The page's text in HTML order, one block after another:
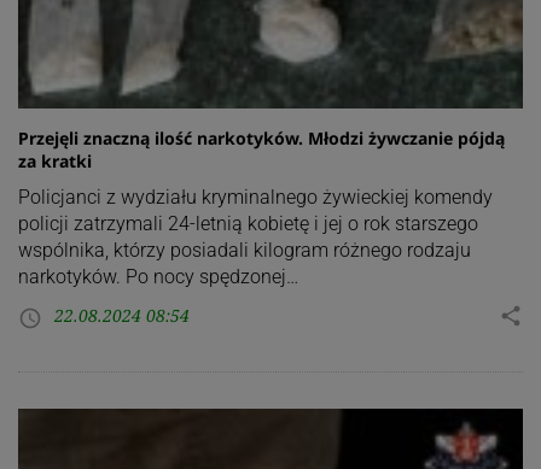
Przejęli znaczną ilość narkotyków. Młodzi żywczanie pójdą
za kratki
Policjanci z wydziału kryminalnego żywieckiej komendy
policji zatrzymali 24-letnią kobietę i jej o rok starszego
wspólnika, którzy posiadali kilogram różnego rodzaju
narkotyków. Po nocy spędzonej…
access_time 22.08.2024 08:54 share